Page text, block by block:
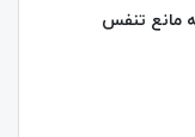
مانع تنفس